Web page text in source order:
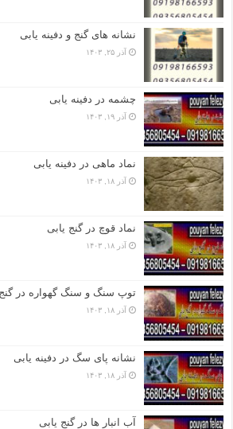
نشانه های گنج و دفینه یابی
آذر ۲۵, ۱۴۰۳
چشمه در دفینه یابی
آذر ۱۹, ۱۴۰۳
نماد ماهی در دفینه یابی
آذر ۱۸, ۱۴۰۳
نماد قوچ در گنج یابی
آذر ۱۸, ۱۴۰۳
توپ سنگ و سنگ گهواره در گنج
آذر ۱۸, ۱۴۰۳
نشانه پای سگ در دفینه یابی
آذر ۱۸, ۱۴۰۳
آب انبار ها در گنج یابی